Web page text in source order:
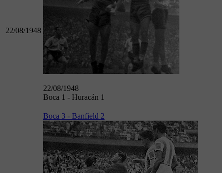
22/08/1948
22/08/1948
Boca 1 - Huracán 1
Boca 3 - Banfield 2